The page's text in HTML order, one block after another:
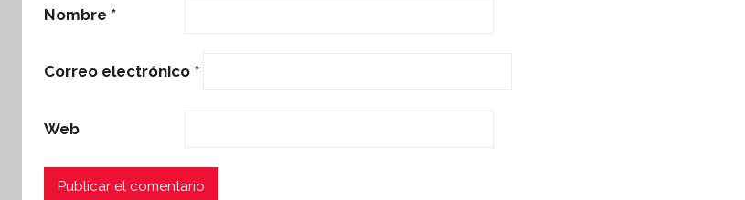
Nombre *
Correo electrónico *
Web